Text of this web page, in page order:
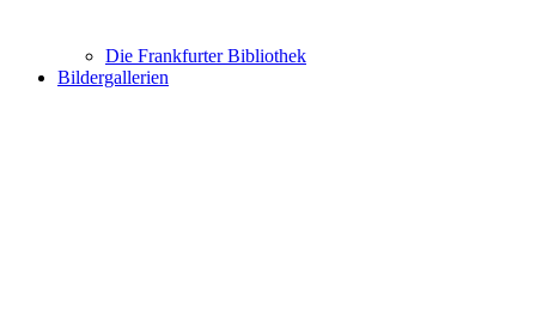
Die Frankfurter Bibliothek
Bildergallerien